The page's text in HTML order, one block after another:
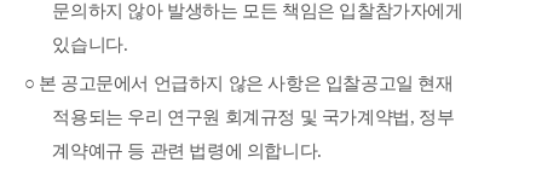
문의하지 않아 발생하는 모든 책임은 입찰참가자에게
있습니다.
○ 본 공고문에서 언급하지 않은 사항은 입찰공고일 현재
적용되는 우리 연구원 회계규정 및 국가계약법, 정부
계약예규 등 관련 법령에 의합니다.